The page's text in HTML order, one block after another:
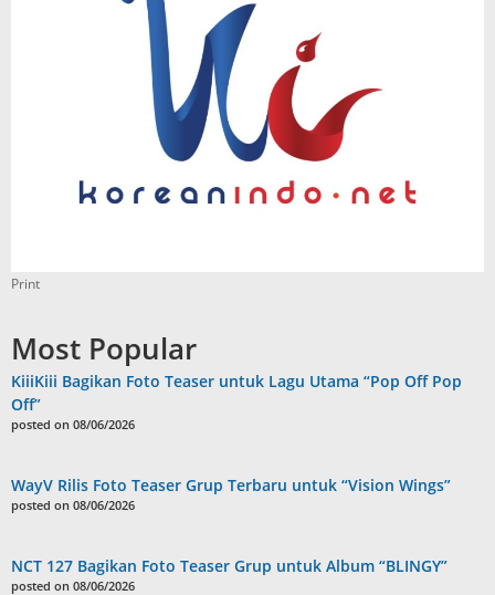
Print
Most Popular
KiiiKiii Bagikan Foto Teaser untuk Lagu Utama “Pop Off Pop
Off”
posted on 08/06/2026
WayV Rilis Foto Teaser Grup Terbaru untuk “Vision Wings”
posted on 08/06/2026
NCT 127 Bagikan Foto Teaser Grup untuk Album “BLINGY”
posted on 08/06/2026